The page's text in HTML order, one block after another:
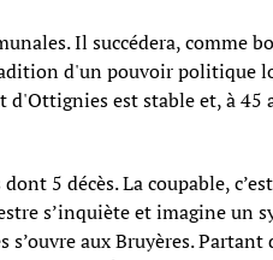
Il succédera, comme
d'un pouvoir politique
est stable et, à 45
5 décès. La coupable,
s’inquiète et imagine un
aux Bruyères. Partant